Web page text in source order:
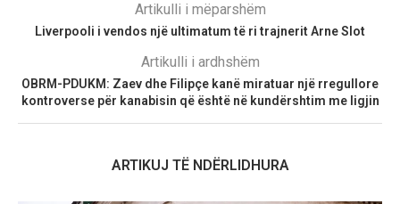
Artikulli i mëparshëm
Liverpooli i vendos një ultimatum të ri trajnerit Arne Slot
Artikulli i ardhshëm
OBRM-PDUKM: Zaev dhe Filipçe kanë miratuar një rregullore
kontroverse për kanabisin që është në kundërshtim me ligjin
ARTIKUJ TË NDËRLIDHURA